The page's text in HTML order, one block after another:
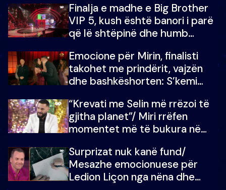
Finalja e madhe e Big Brother
VIP 5, kush është banori i parë
që lë shtëpinë dhe humb
çmimin e madh
Emocione për Mirin, finalisti
takohet me prindërit, vajzën
dhe bashkëshorten: S’kemi
“Krevati me Selin më rrëzoi të
gjitha planet”/ Miri rrëfen
momentet më të bukura në
mungojë zilja e mëngjesit kur…
Surprizat nuk kanë fund/
Mesazhe emocionuese për
Ledion Liçon nga nëna dhe